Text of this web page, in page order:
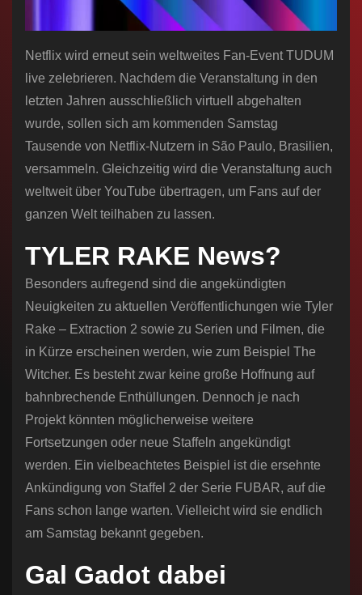
Netflix wird erneut sein weltweites Fan-Event TUDUM
live zelebrieren. Nachdem die Veranstaltung in den
letzten Jahren ausschließlich virtuell abgehalten
wurde, sollen sich am kommenden Samstag
Tausende von Netflix-Nutzern in São Paulo, Brasilien,
versammeln. Gleichzeitig wird die Veranstaltung auch
weltweit über YouTube übertragen, um Fans auf der
ganzen Welt teilhaben zu lassen.
TYLER RAKE News?
Besonders aufregend sind die angekündigten
Neuigkeiten zu aktuellen Veröffentlichungen wie Tyler
Rake – Extraction 2 sowie zu Serien und Filmen, die
in Kürze erscheinen werden, wie zum Beispiel The
Witcher. Es besteht zwar keine große Hoffnung auf
bahnbrechende Enthüllungen. Dennoch je nach
Projekt könnten möglicherweise weitere
Fortsetzungen oder neue Staffeln angekündigt
werden. Ein vielbeachtetes Beispiel ist die ersehnte
Ankündigung von Staffel 2 der Serie FUBAR, auf die
Fans schon lange warten. Vielleicht wird sie endlich
am Samstag bekannt gegeben.
Gal Gadot dabei